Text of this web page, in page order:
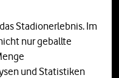
Stadionerlebnis. Im
nur geballte
und Statistiken